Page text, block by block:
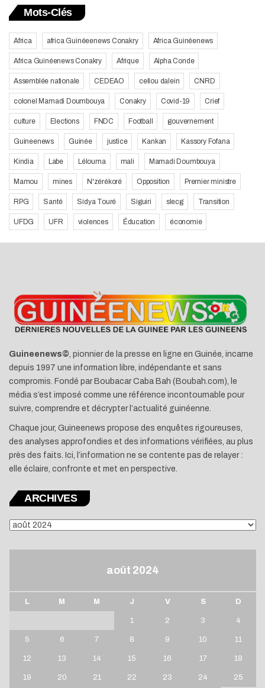
Mots-Clés
Africa africa Guinéeenews Conakry Africa Guinéenews
Africa Guinéenews Conakry Afrique Alpha Conde
Assemblée nationale CEDEAO cellou dalein CNRD
colonel Mamadi Doumbouya Conakry Covid-19 Crief
culture Elections FNDC Football gouvernement
Guineenews Guinée justice Kankan Kassory Fofana
Kindia Labe Lélouma mali Mamadi Doumbouya
Mamou mines N'zérékoré Opposition Premier ministre
RPG Santé Sidya Touré Siguiri slecg Transition
UFDG UFR violences Éducation économie
Guineenews©, pionnier de la presse en ligne en Guinée, incarne
depuis 1997 une information libre, indépendante et sans
compromis. Fondé par Boubacar Caba Bah (Boubah.com), le
média s’est imposé comme une référence incontournable pour
suivre, comprendre et décrypter l’actualité guinéenne.
Chaque jour, Guineenews propose des enquêtes rigoureuses,
des analyses approfondies et des informations vérifiées, au plus
près des faits. Ici, l’information ne se contente pas de relayer :
elle éclaire, confronte et met en perspective.
ARCHIVES
ARCHIVES
août 2024
L M M J V S D
1 2 3 4
5 6 7 8 9 10 11
12 13 14 15 16 17 18
19 20 21 22 23 24 25